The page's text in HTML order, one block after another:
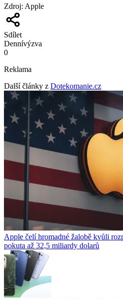
Zdroj: Apple
Sdílet
Dennívýzva
0
Reklama
Další články z Dotekomanie.cz
Apple čelí hromadné žalobě kvůli
pokuta až 32,5 miliardy dolarů